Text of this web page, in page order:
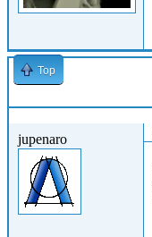
Top
jupenaro